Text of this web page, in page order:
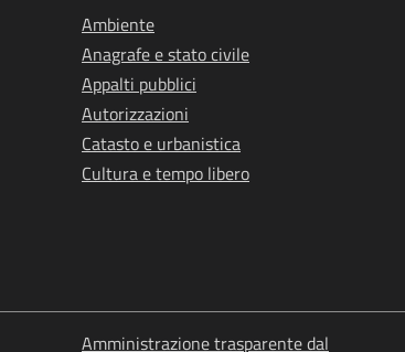
Ambiente
Anagrafe e stato civile
Appalti pubblici
Autorizzazioni
Catasto e urbanistica
Cultura e tempo libero
Amministrazione trasparente dal